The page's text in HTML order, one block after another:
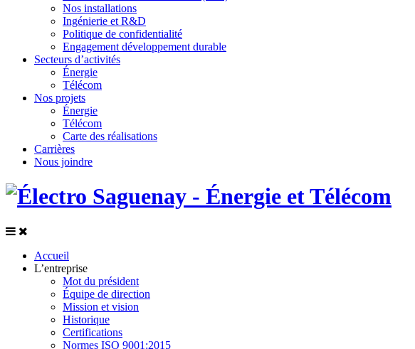
Nos installations
Ingénierie et R&D
Politique de confidentialité
Engagement développement durable
Secteurs d’activités
Énergie
Télécom
Nos projets
Énergie
Télécom
Carte des réalisations
Carrières
Nous joindre
Accueil
L’entreprise
Mot du président
Équipe de direction
Mission et vision
Historique
Certifications
Normes ISO 9001:2015